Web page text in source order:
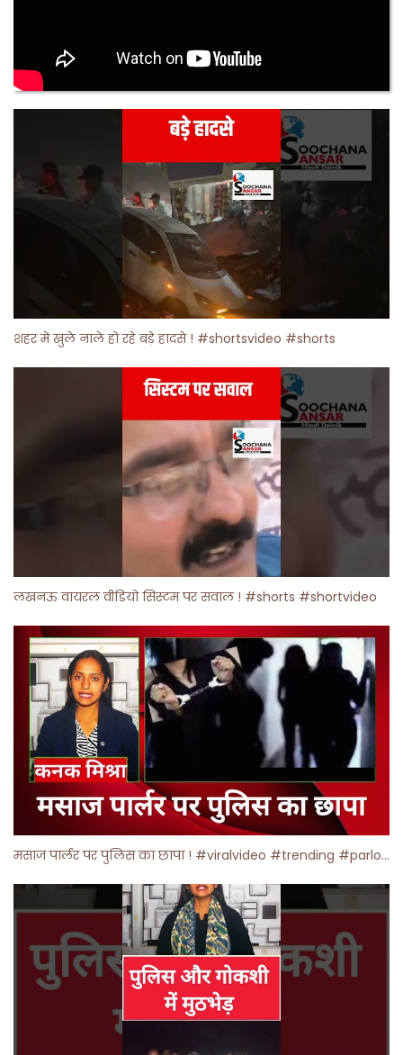
शहर में खुले नाले हो रहे बड़े हादसे ! #shortsvideo #shorts
लखनऊ वायरल वीडियो सिस्टम पर सवाल ! #shorts #shortvideo
मसाज पार्लर पर पुलिस का छापा ! #viralvideo #trending #parlour